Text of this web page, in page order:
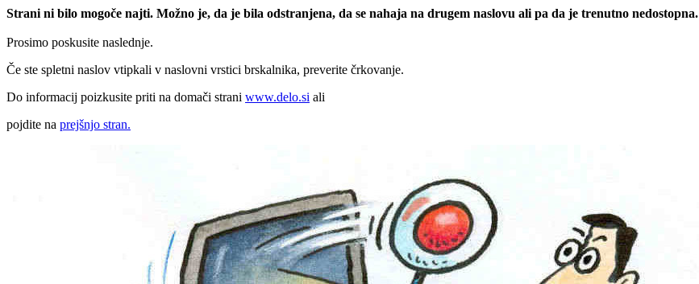
Strani ni bilo mogoče najti. Možno je, da je bila odstranjena, da se nahaja na drugem naslovu ali pa da je trenutno nedostopna.
Prosimo poskusite naslednje.
Če ste spletni naslov vtipkali v naslovni vrstici brskalnika, preverite črkovanje.
Do informacij poizkusite priti na domači strani www.delo.si ali
pojdite na prejšnjo stran.